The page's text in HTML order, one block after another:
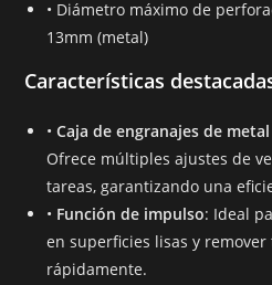
• Diámetro máximo de
13mm (metal)
Características
•Caja de engranajes de
Ofrece múltiples ajustes de
tareas, garantizando una
• Función de impulso: Ideal
en superficies lisas y
rápidamente.